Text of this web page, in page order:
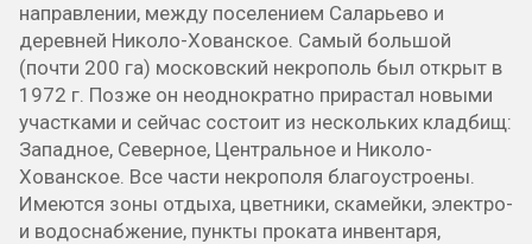
направлении, между поселением Саларьево и
деревней Николо-Хованское. Самый большой
(почти 200 га) московский некрополь был открыт в
1972 г. Позже он неоднократно прирастал новыми
участками и сейчас состоит из нескольких кладбищ:
Западное, Северное, Центральное и Николо-
Хованское. Все части некрополя благоустроены.
Имеются зоны отдыха, цветники, скамейки, электро-
и водоснабжение, пункты проката инвентаря,